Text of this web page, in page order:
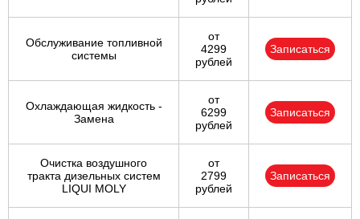
Обслуживание топливной
системы
от
4299
рублей
Записаться
Охлаждающая жидкость -
Замена
от
6299
рублей
Записаться
Очистка воздушного
тракта дизельных систем
LIQUI MOLY
от
2799
рублей
Записаться